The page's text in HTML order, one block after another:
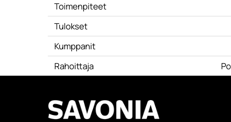
Toimenpiteet
Tulokset
Kumppanit
Rahoittaja